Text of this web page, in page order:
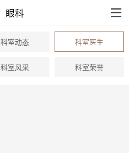
眼科
科室动态 科室医生
科室风采 科室荣誉